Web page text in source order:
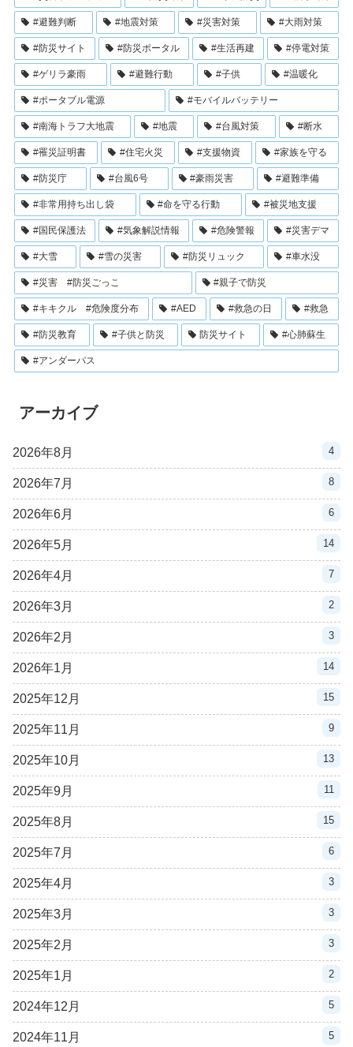
#避難判断 #地震対策 #災害対策 #大雨対策
#防災サイト #防災ポータル #生活再建 #停電対策
#ゲリラ豪雨 #避難行動 #子供 #温暖化
#ポータブル電源 #モバイルバッテリー
#南海トラフ大地震 #地震 #台風対策 #断水
#罹災証明書 #住宅火災 #支援物資 #家族を守る
#防災庁 #台風6号 #豪雨災害 #避難準備
#非常用持ち出し袋 #命を守る行動 #被災地支援
#国民保護法 #気象解説情報 #危険警報 #災害デマ
#大雪 #雪の災害 #防災リュック #車水没
#災害 #防災ごっこ #親子で防災
#キキクル #危険度分布 #AED #救急の日 #救急
#防災教育 #子供と防災 防災サイト #心肺蘇生
#アンダーパス
アーカイブ
2026年8月 4
2026年7月 8
2026年6月 6
2026年5月 14
2026年4月 7
2026年3月 2
2026年2月 3
2026年1月 14
2025年12月 15
2025年11月 9
2025年10月 13
2025年9月 11
2025年8月 15
2025年7月 6
2025年4月 3
2025年3月 3
2025年2月 3
2025年1月 2
2024年12月 5
2024年11月 5